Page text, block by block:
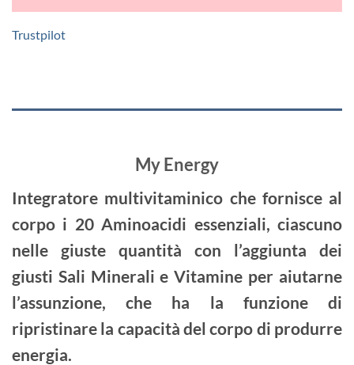
Trustpilot
My Energy
Integratore multivitaminico che fornisce al
corpo i 20 Aminoacidi essenziali, ciascuno
nelle giuste quantità con l’aggiunta dei
giusti Sali Minerali e Vitamine per aiutarne
l’assunzione, che ha la funzione di
ripristinare la capacità del corpo di produrre
energia.